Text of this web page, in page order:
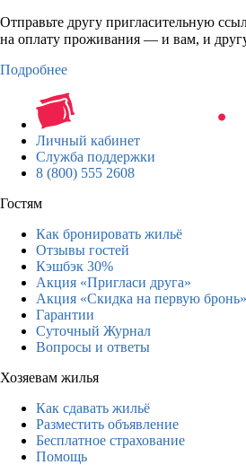
Отправьте другу пригласительную
на оплату проживания — и вам, и
Подробнее
Личный кабинет
Служба поддержки
8 (800) 555 2608
Гостям
Как бронировать жильё
Отзывы гостей
Кэшбэк 30%
Акция «Пригласи друга»
Акция «Скидка на первую бронь»
Гарантии
Суточный Журнал
Вопросы и ответы
Хозяевам жилья
Как сдавать жильё
Разместить объявление
Бесплатное страхование
Помощь